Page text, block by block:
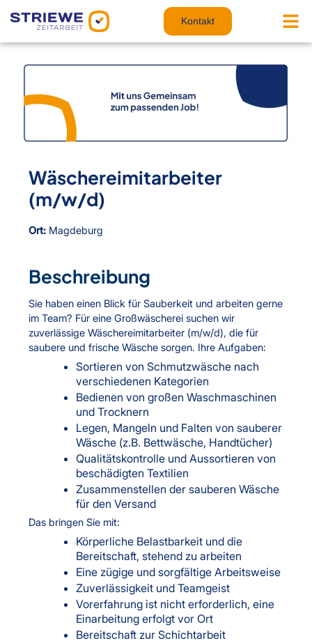
Inhalt
Kontakt
Wäschereimitarbeiter
(m/w/d)
Ort: Magdeburg
Beschreibung
Sie haben einen Blick für Sauberkeit und arbeiten gerne
im Team? Für eine Großwäscherei suchen wir
zuverlässige Wäschereimitarbeiter (m/w/d), die für
saubere und frische Wäsche sorgen. Ihre Aufgaben:
Sortieren von Schmutzwäsche nach
verschiedenen Kategorien
Bedienen von großen Waschmaschinen
und Trocknern
Legen, Mangeln und Falten von sauberer
Wäsche (z.B. Bettwäsche, Handtücher)
Qualitätskontrolle und Aussortieren von
beschädigten Textilien
Zusammenstellen der sauberen Wäsche
für den Versand
Das bringen Sie mit:
Körperliche Belastbarkeit und die
Bereitschaft, stehend zu arbeiten
Eine zügige und sorgfältige Arbeitsweise
Zuverlässigkeit und Teamgeist
Vorerfahrung ist nicht erforderlich, eine
Einarbeitung erfolgt vor Ort
Bereitschaft zur Schichtarbeit